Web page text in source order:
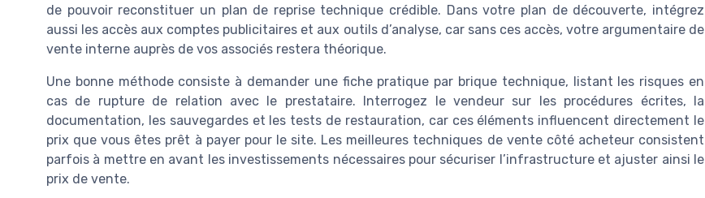
de pouvoir reconstituer un plan de reprise technique crédible. Dans votre plan de découverte, intégrez
aussi les accès aux comptes publicitaires et aux outils d’analyse, car sans ces accès, votre argumentaire de
vente interne auprès de vos associés restera théorique.
Une bonne méthode consiste à demander une fiche pratique par brique technique, listant les risques en
cas de rupture de relation avec le prestataire. Interrogez le vendeur sur les procédures écrites, la
documentation, les sauvegardes et les tests de restauration, car ces éléments influencent directement le
prix que vous êtes prêt à payer pour le site. Les meilleures techniques de vente côté acheteur consistent
parfois à mettre en avant les investissements nécessaires pour sécuriser l’infrastructure et ajuster ainsi le
prix de vente.